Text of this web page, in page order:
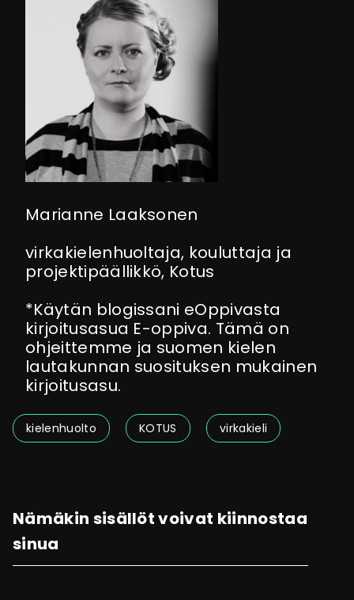
Marianne Laaksonen
virkakielenhuoltaja, kouluttaja ja
projektipäällikkö, Kotus
*Käytän blogissani eOppivasta
kirjoitusasua E-oppiva. Tämä on
ohjeittemme ja suomen kielen
lautakunnan suosituksen mukainen
kirjoitusasu.
kielenhuolto KOTUS virkakieli
Nämäkin sisällöt voivat kiinnostaa
sinua